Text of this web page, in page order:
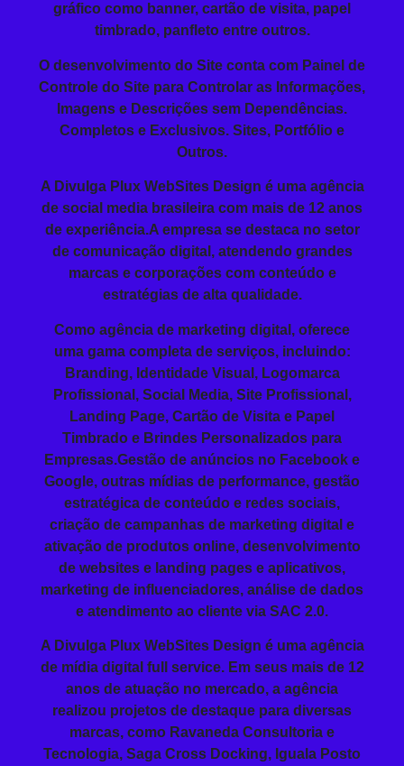
gráfico como banner, cartão de visita, papel
timbrado, panfleto entre outros.
O desenvolvimento do Site conta com Painel de
Controle do Site para Controlar as Informações,
Imagens e Descrições sem Dependências.
Completos e Exclusivos. Sites, Portfólio e
Outros.
A Divulga Plux WebSites Design é uma agência
de social media brasileira com mais de 12 anos
de experiência.A empresa se destaca no setor
de comunicação digital, atendendo grandes
marcas e corporações com conteúdo e
estratégias de alta qualidade.
Como agência de marketing digital, oferece
uma gama completa de serviços, incluindo:
Branding, Identidade Visual, Logomarca
Profissional, Social Media, Site Profissional,
Landing Page, Cartão de Visita e Papel
Timbrado e Brindes Personalizados para
Empresas.Gestão de anúncios no Facebook e
Google, outras mídias de performance, gestão
estratégica de conteúdo e redes sociais,
criação de campanhas de marketing digital e
ativação de produtos online, desenvolvimento
de websites e landing pages e aplicativos,
marketing de influenciadores, análise de dados
e atendimento ao cliente via SAC 2.0.
A Divulga Plux WebSites Design é uma agência
de mídia digital full service. Em seus mais de 12
anos de atuação no mercado, a agência
realizou projetos de destaque para diversas
marcas, como Ravaneda Consultoria e
Tecnologia, Saga Cross Docking, Iguala Posto